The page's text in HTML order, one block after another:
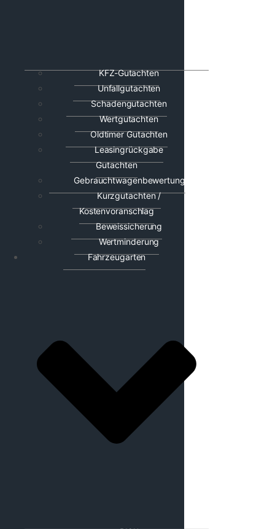
KFZ-Gutachten
Unfallgutachten
Schadengutachten
Wertgutachten
Oldtimer Gutachten
Leasingrückgabe
Gutachten
Gebrauchtwagenbewertung
Kurzgutachten /
Kostenvoranschlag
Beweissicherung
Wertminderung
Fahrzeugarten